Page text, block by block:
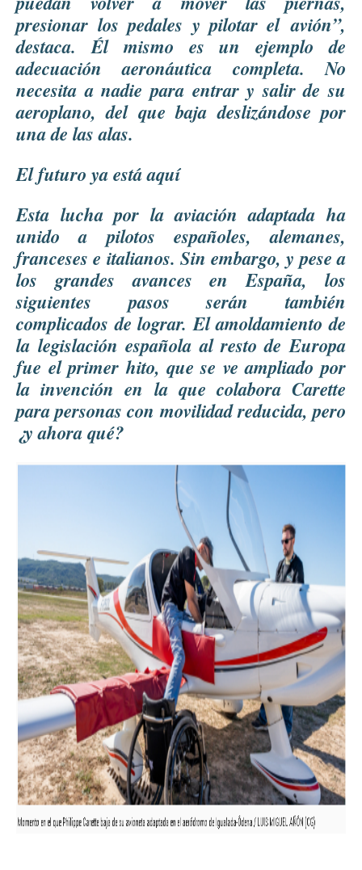
presionar los pedales y pilotar elavión”,
destaca. Él mismo es un ejemplo de
adecuación aeronáutica completa. No
necesita a nadie para entrar y salir de su
aeroplano, del que baja deslizándose por
una de las alas.
El futuro ya está aquí
Esta lucha por la aviación adaptada ha
unido a pilotos españoles, alemanes,
franceses e italianos. Sin embargo, y pese a
los grandes avances en España, los
siguientes pasos serán también
complicados de lograr. El amoldamiento de
la legislación española al resto de Europa
fue el primer hito, que se ve ampliado por
la invención en la que colabora Carette
para personas con movilidad reducida, pero
¿y ahora qué?